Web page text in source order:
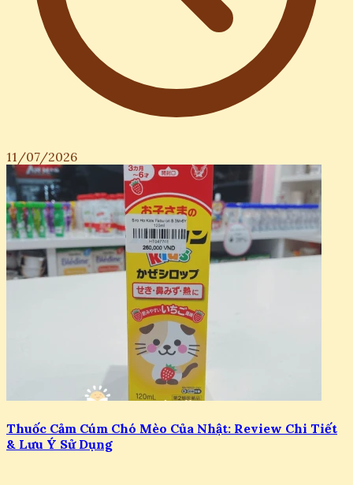
11/07/2026
Thuốc Cảm Cúm Chó Mèo Của Nhật: Review Chi Tiết
& Lưu Ý Sử Dụng